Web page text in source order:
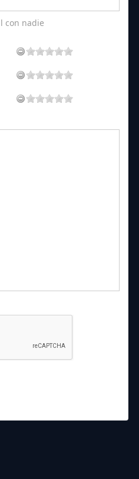
con nadie